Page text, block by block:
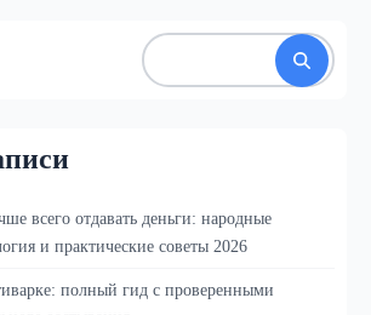
всего отдавать деньги: народные
и практические советы 2026
полный гид с проверенными